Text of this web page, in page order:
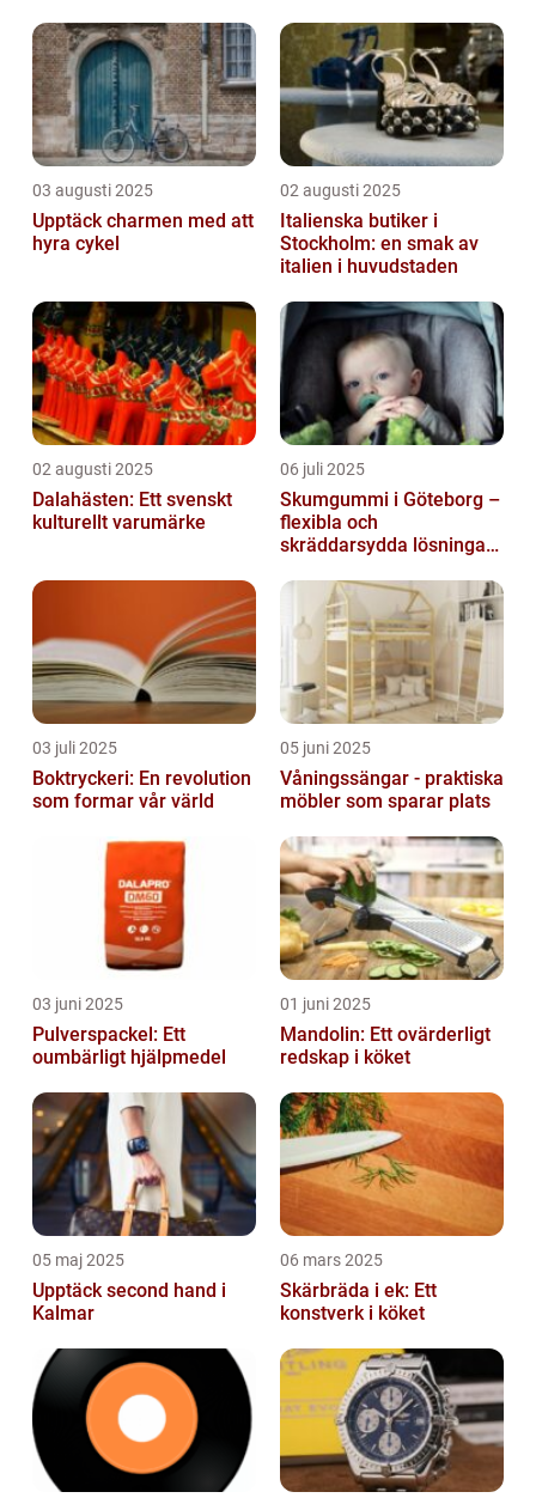
03 augusti 2025
Upptäck charmen med att
hyra cykel
02 augusti 2025
Italienska butiker i
Stockholm: en smak av
italien i huvudstaden
02 augusti 2025
Dalahästen: Ett svenskt
kulturellt varumärke
06 juli 2025
Skumgummi i Göteborg –
flexibla och
skräddarsydda lösningar
03 juli 2025
Boktryckeri: En revolution
som formar vår värld
05 juni 2025
Våningssängar - praktiska
möbler som sparar plats
03 juni 2025
Pulverspackel: Ett
oumbärligt hjälpmedel
01 juni 2025
Mandolin: Ett ovärderligt
redskap i köket
05 maj 2025
Upptäck second hand i
Kalmar
06 mars 2025
Skärbräda i ek: Ett
konstverk i köket